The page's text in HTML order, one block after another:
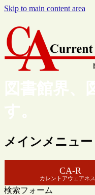
Skip to main content area
図書館界、
す。
メインメニュー
CA-R
カレントアウェアネ
検索フォーム